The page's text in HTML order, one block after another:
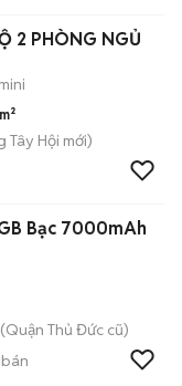
2 PHÒNG NGỦ
Tây Hội mới)
Bạc 7000mAh
Thủ Đức cũ)